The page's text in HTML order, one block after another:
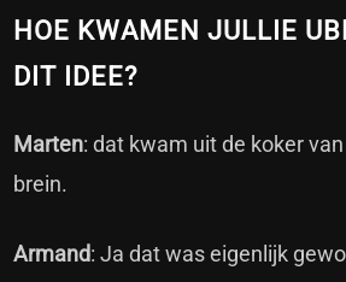
HOE KWAMEN JULLIE
DIT IDEE?
Marten: dat kwam uit de koker
brein.
Armand: Ja dat was eigenlijk